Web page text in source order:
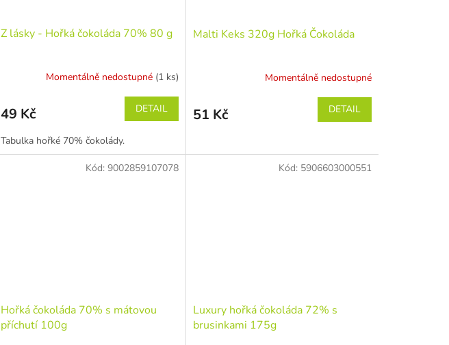
Z lásky - Hořká čokoláda 70% 80 g
Momentálně nedostupné (1 ks)
49 Kč DETAIL
Tabulka hořké 70% čokolády.
Malti Keks 320g Hořká Čokoláda
Momentálně nedostupné
51 Kč DETAIL
Hořká čokoláda 70% s mátovou
příchutí 100g
Kód: 9002859107078
Luxury hořká čokoláda 72% s
brusinkami 175g
Kód: 5906603000551